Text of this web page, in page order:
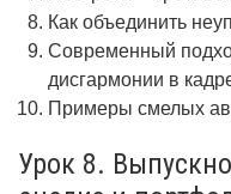
Как объединить
Современный
дисгармонии в
Примеры смелых
Урок 8.